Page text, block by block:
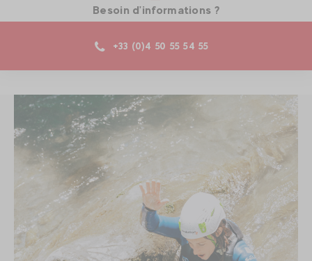
Besoin d'informations ?
+33 (0)4 50 55 54 55